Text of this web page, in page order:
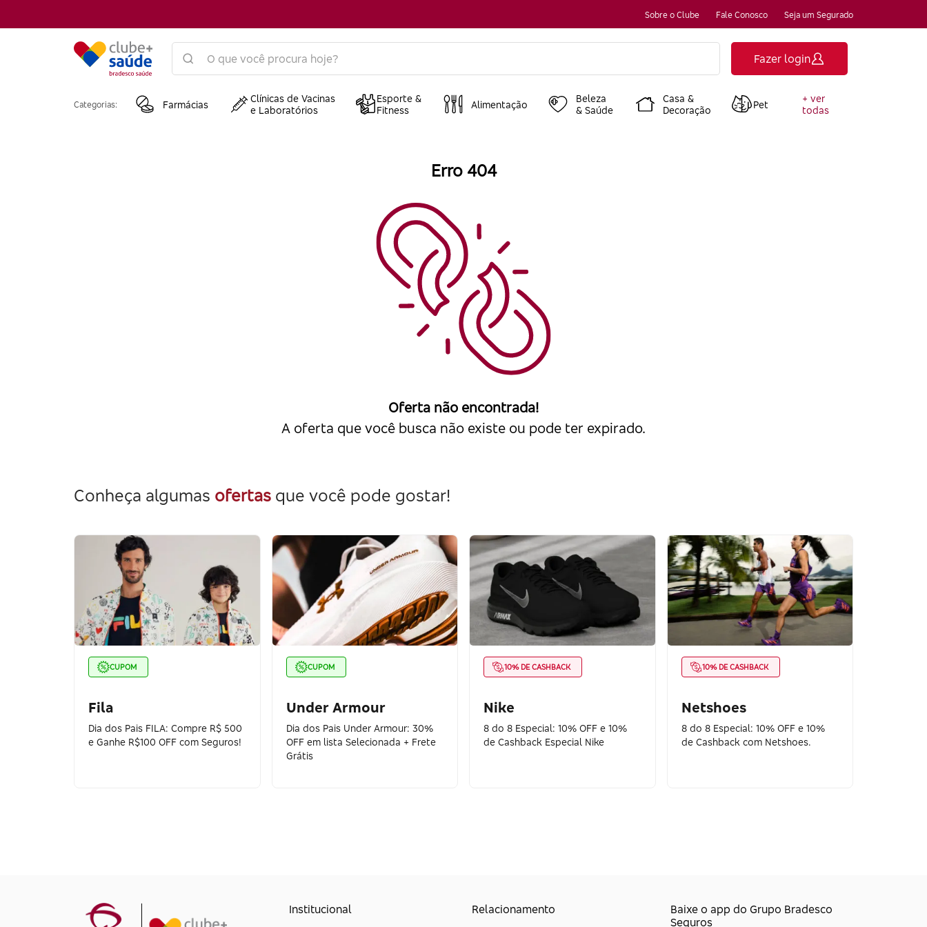
Sobre o Clube Fale Conosco Seja um Segurado
Fazer login
Categorias: Farmácias
Clínicas de Vacinas
e Laboratórios
Esporte &
Fitness
Alimentação
Beleza
& Saúde
Casa &
Decoração
Pet
+ ver
todas
Erro 404
Oferta não encontrada!
A oferta que você busca não existe ou pode ter expirado.
Conheça algumas ofertas que você pode gostar!
CUPOM
Fila
Dia dos Pais FILA: Compre R$ 500
e Ganhe R$100 OFF com Seguros!
CUPOM
Under Armour
Dia dos Pais Under Armour: 30%
OFF em lista Selecionada + Frete
Grátis
10% DE CASHBACK
Nike
8 do 8 Especial: 10% OFF e 10%
de Cashback Especial Nike
10% DE CASHBACK
Netshoes
8 do 8 Especial: 10% OFF e 10%
de Cashback com Netshoes.
Institucional Relacionamento
Baixe o app do Grupo Bradesco
Seguros